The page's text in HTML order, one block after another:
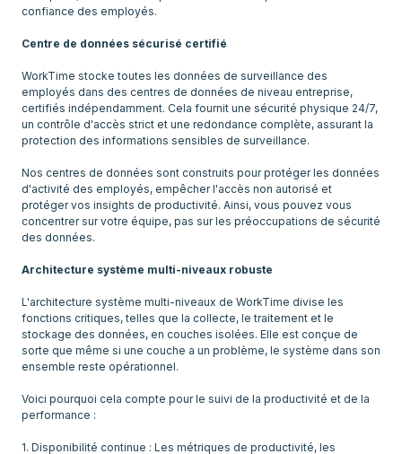
confiance des employés.
Centre de données sécurisé certifié
WorkTime stocke toutes les données de surveillance des
employés dans des centres de données de niveau entreprise,
certifiés indépendamment. Cela fournit une sécurité physique 24/7,
un contrôle d'accès strict et une redondance complète, assurant la
protection des informations sensibles de surveillance.
Nos centres de données sont construits pour protéger les données
d'activité des employés, empêcher l'accès non autorisé et
protéger vos insights de productivité. Ainsi, vous pouvez vous
concentrer sur votre équipe, pas sur les préoccupations de sécurité
des données.
Architecture système multi-niveaux robuste
L'architecture système multi-niveaux de WorkTime divise les
fonctions critiques, telles que la collecte, le traitement et le
stockage des données, en couches isolées. Elle est conçue de
sorte que même si une couche a un problème, le système dans son
ensemble reste opérationnel.
Voici pourquoi cela compte pour le suivi de la productivité et de la
performance :
1. Disponibilité continue : Les métriques de productivité, les